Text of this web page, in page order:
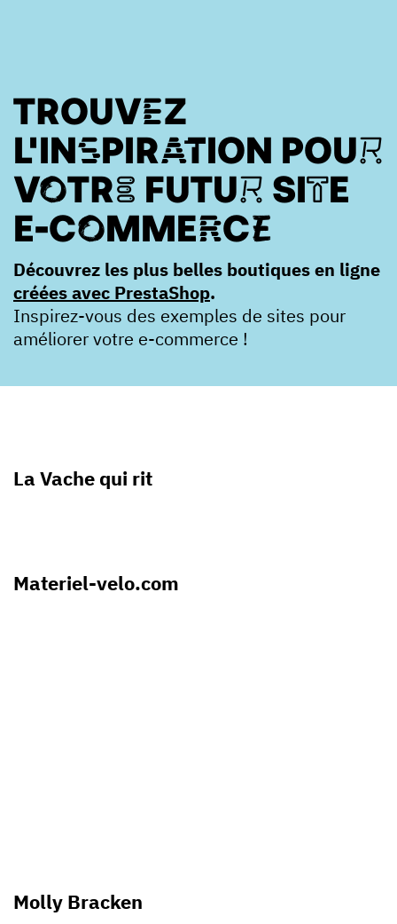
TROUVEZ
L'INSPIRATION POUR
VOTRE FUTUR SITE
E-COMMERCE
Découvrez les plus belles boutiques en ligne
créées avec PrestaShop.
Inspirez-vous des exemples de sites pour
améliorer votre e-commerce !
La Vache qui rit
Materiel-velo.com
Molly Bracken